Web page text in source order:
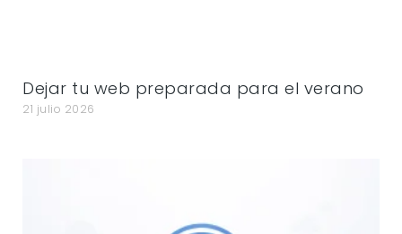
Dejar tu web preparada para el verano
21 julio 2026